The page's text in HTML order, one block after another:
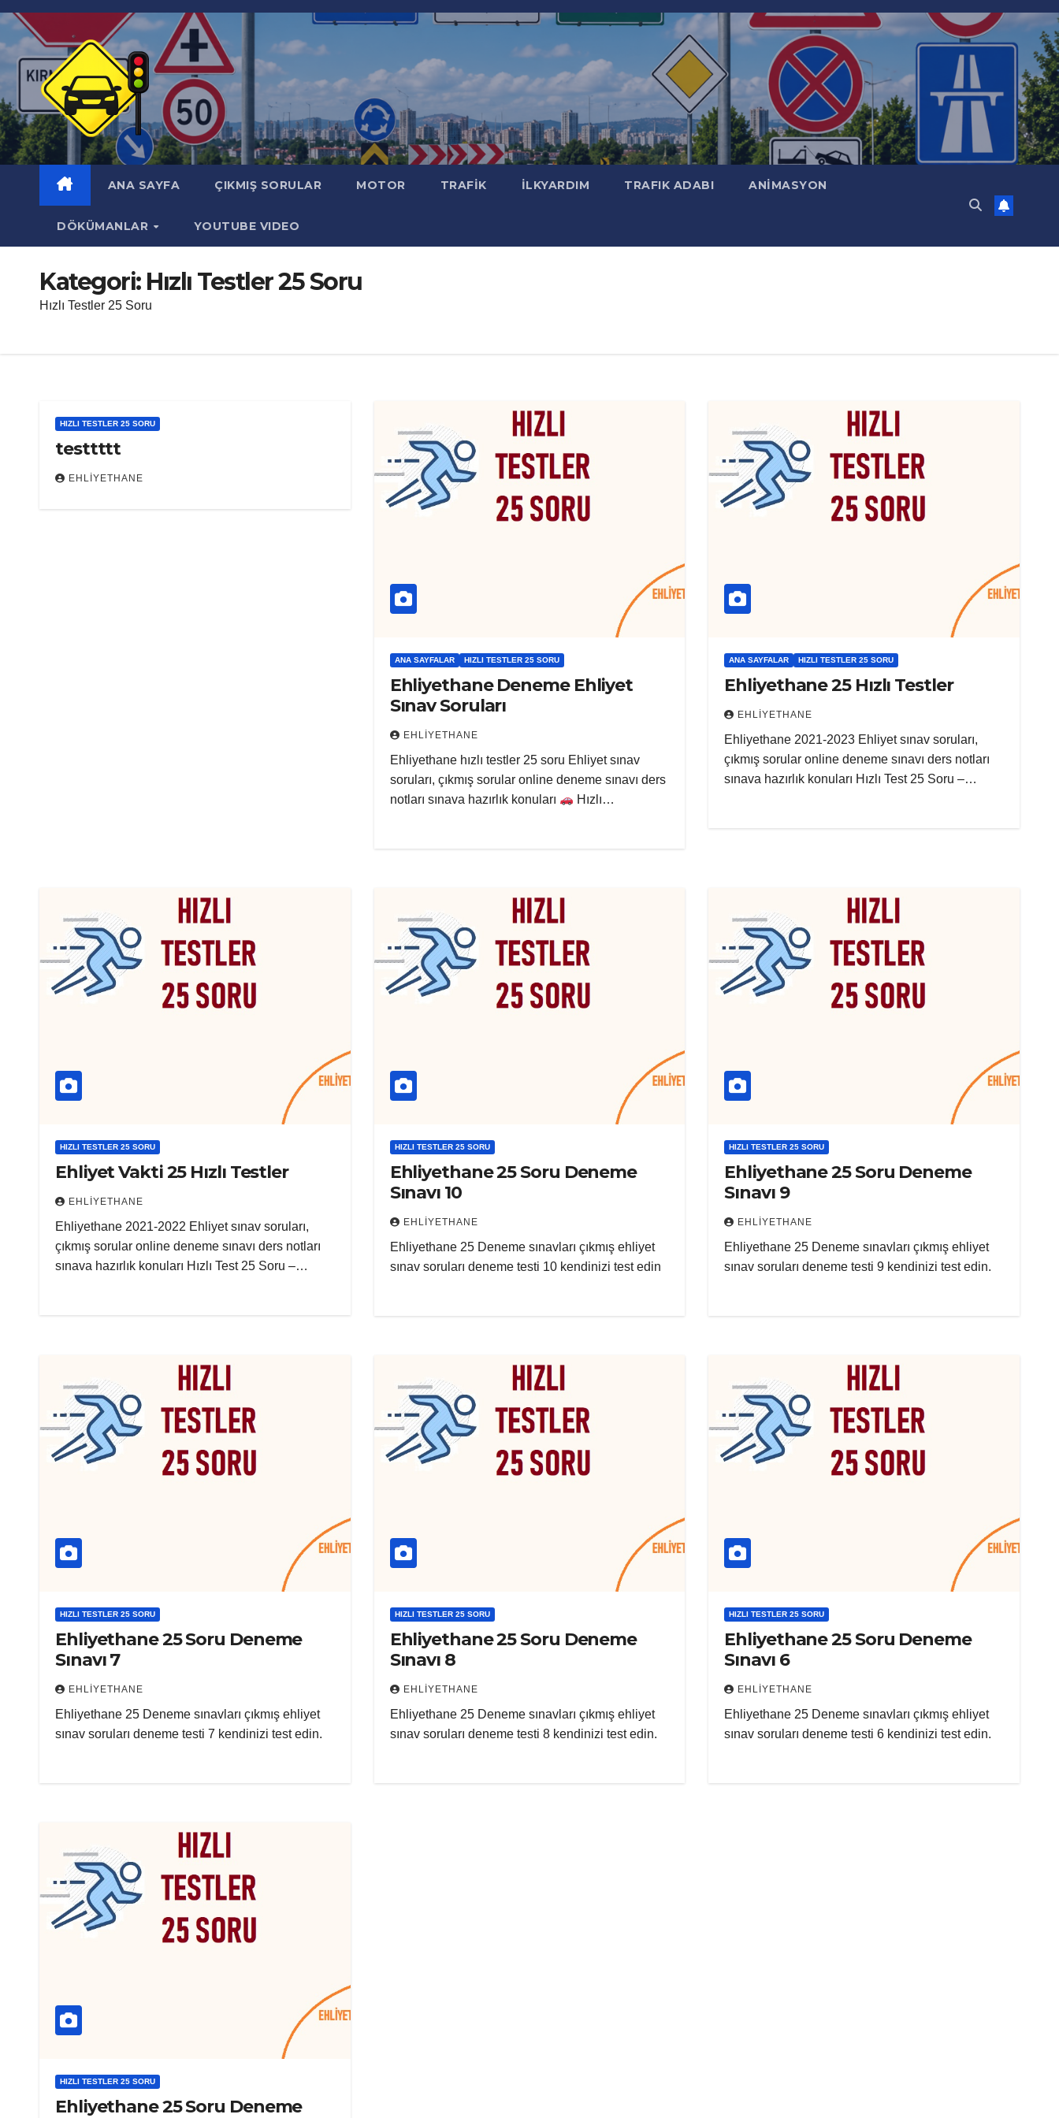
Skip
content
ANA SAYFA ÇIKMIŞ SORULAR MOTOR TRAFİK İLKYARDIM TRAFIK ADABI ANİMASYON
DÖKÜMANLAR YOUTUBE VIDEO
Kategori: Hızlı Testler 25 Soru
Hızlı Testler 25 Soru
HIZLI TESTLER 25 SORU
testtttt
EHLIYETHANE
ANA SAYFALAR HIZLI TESTLER 25 SORU
Ehliyethane Deneme Ehliyet
Sınav Soruları
EHLIYETHANE
Ehliyethane hızlı testler 25 soru Ehliyet sınav
soruları, çıkmış sorular online deneme sınavı ders
notları sınava hazırlık konuları
Hızlı…
ANA SAYFALAR HIZLI TESTLER 25 SORU
Ehliyethane 25 Hızlı Testler
EHLIYETHANE
Ehliyethane 2021-2023 Ehliyet sınav soruları,
çıkmış sorular online deneme sınavı ders notları
sınava hazırlık konuları Hızlı Test 25 Soru –…
HIZLI TESTLER 25 SORU
Ehliyet Vakti 25 Hızlı Testler
EHLIYETHANE
Ehliyethane 2021-2022 Ehliyet sınav soruları,
çıkmış sorular online deneme sınavı ders notları
sınava hazırlık konuları Hızlı Test 25 Soru –…
HIZLI TESTLER 25 SORU
Ehliyethane 25 Soru Deneme
Sınavı 10
EHLIYETHANE
Ehliyethane 25 Deneme sınavları çıkmış ehliyet
sınav soruları deneme testi 10 kendinizi test edin
HIZLI TESTLER 25 SORU
Ehliyethane 25 Soru Deneme
Sınavı 9
EHLIYETHANE
Ehliyethane 25 Deneme sınavları çıkmış ehliyet
sınav soruları deneme testi 9 kendinizi test edin.
HIZLI TESTLER 25 SORU
Ehliyethane 25 Soru Deneme
Sınavı 7
EHLIYETHANE
Ehliyethane 25 Deneme sınavları çıkmış ehliyet
sınav soruları deneme testi 7 kendinizi test edin.
HIZLI TESTLER 25 SORU
Ehliyethane 25 Soru Deneme
Sınavı 8
EHLIYETHANE
Ehliyethane 25 Deneme sınavları çıkmış ehliyet
sınav soruları deneme testi 8 kendinizi test edin.
HIZLI TESTLER 25 SORU
Ehliyethane 25 Soru Deneme
Sınavı 6
EHLIYETHANE
Ehliyethane 25 Deneme sınavları çıkmış ehliyet
sınav soruları deneme testi 6 kendinizi test edin.
HIZLI TESTLER 25 SORU
Ehliyethane 25 Soru Deneme